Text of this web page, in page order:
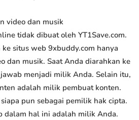
video dan musik
tidak dibuat oleh YT1Save.com.
situs web 9xbuddy.com hanya
dan musik. Saat Anda diarahkan ke
menjadi milik Anda. Selain itu,
adalah milik pembuat konten.
pun sebagai pemilik hak cipta.
dalam hal ini adalah milik Anda.